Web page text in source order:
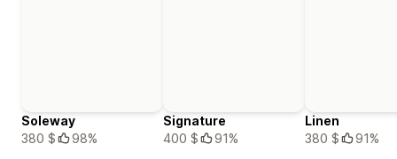
Soleway
380 $
98%
Signature
400 $
91%
Linen
380 $
91%